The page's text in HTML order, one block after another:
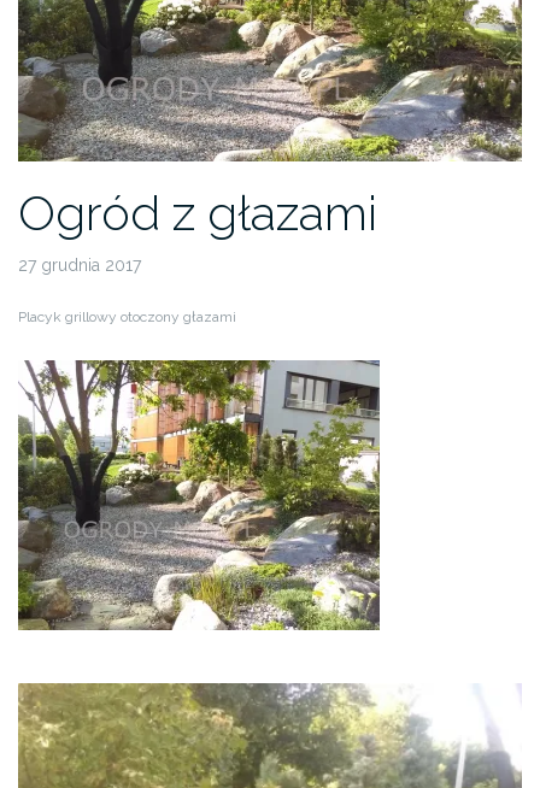
Ogród z głazami
27 grudnia 2017
Placyk grillowy otoczony głazami